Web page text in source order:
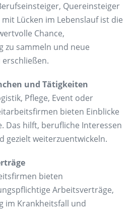
Quereinsteiger
Lücken im Lebenslauf ist die
Chance,
zu sammeln und neue
erschließen.
und Tätigkeiten
Pflege, Event oder
bieten Einblicke
Das hilft, berufliche Interessen
gezielt weiterzuentwickeln.
bieten
Arbeitsverträge,
im Krankheitsfall und